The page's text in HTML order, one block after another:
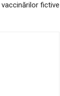
fictive